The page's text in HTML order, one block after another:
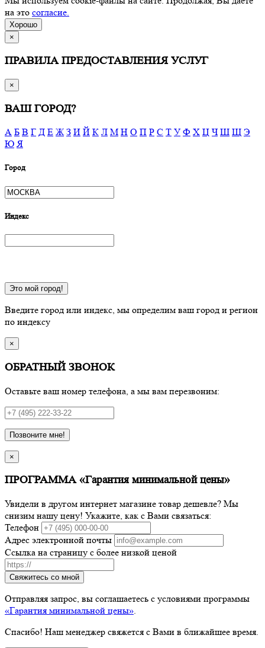
на это согласие.
Хорошо
×
ПРАВИЛА ПРЕДОСТАВЛЕНИЯ УСЛУГ
×
ВАШ ГОРОД?
А Б В Г Д Е Ж З И Й К Л М Н О П Р С Т У Ф Х Ц Ч Ш Щ Э
Ю Я
Город
Индекс
Это мой город!
Введите город или индекс, мы определим ваш город и регион
по индексу
×
ОБРАТНЫЙ ЗВОНОК
Оставьте ваш номер телефона, а мы вам перезвоним:
Позвоните мне!
×
ПРОГРАММА «Гарантия минимальной цены»
Увидели в другом интернет магазине товар дешевле? Мы
снизим нашу цену! Укажите, как с Вами связаться:
Телефон
Адрес электронной почты
Ссылка на страницу с более низкой ценой
Свяжитесь со мной
Отправляя запрос, вы соглашаетесь с условиями программы
«Гарантия минимальной цены».
Спасибо! Наш менеджер свяжется с Вами в ближайшее время.